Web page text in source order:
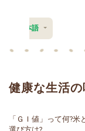
日本語
健康な生活の
「ＧＩ値」って何?